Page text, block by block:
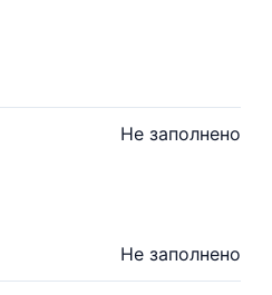
Не заполнено
Не заполнено